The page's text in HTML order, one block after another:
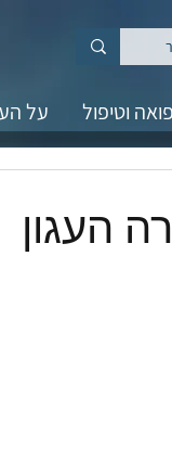
וטיפול על
העגון